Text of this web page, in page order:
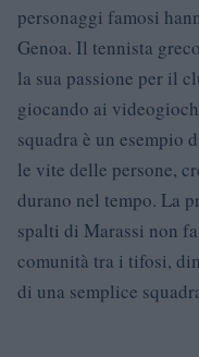
personaggi famosi
Genoa. Il tennista
la sua passione per il
giocando ai
squadra è un esempio
le vite delle persone,
durano nel tempo. La
spalti di Marassi non
comunità tra i tifosi,
di una semplice